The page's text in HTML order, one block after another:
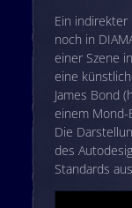
Ein indirekter
noch in
einer Szene
eine
James Bond
einem
Die
des
Standards